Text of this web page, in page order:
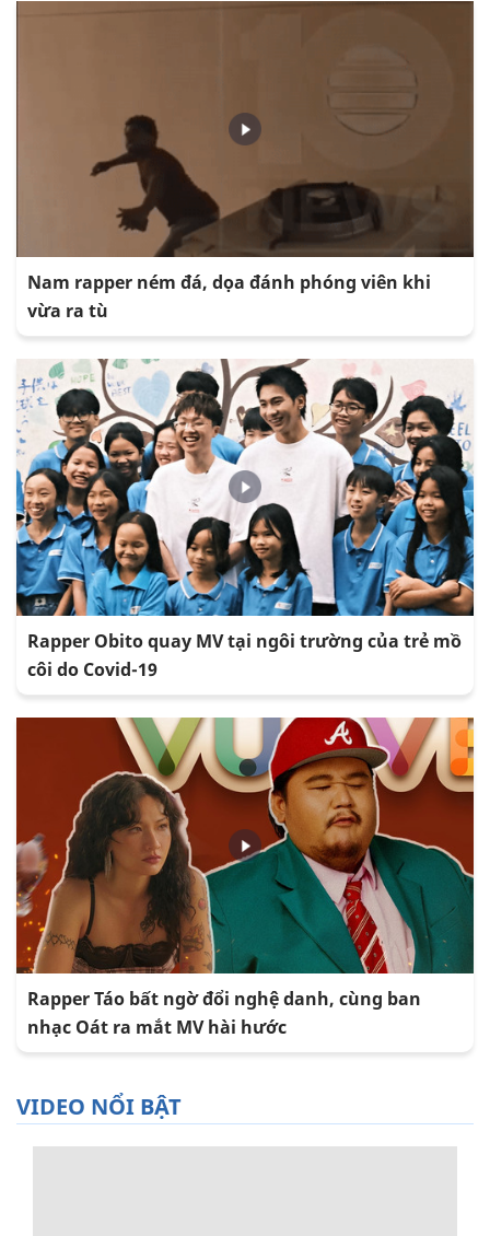
Nam rapper ném đá, dọa đánh phóng viên khi
vừa ra tù
Rapper Obito quay MV tại ngôi trường của trẻ mồ
côi do Covid-19
Rapper Táo bất ngờ đổi nghệ danh, cùng ban
nhạc Oát ra mắt MV hài hước
VIDEO NỔI BẬT